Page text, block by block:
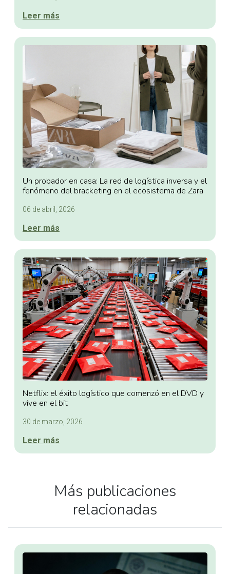
Leer más
Un probador en casa: La red de logística inversa y el
fenómeno del bracketing en el ecosistema de Zara
06 de abril, 2026
Leer más
Netflix: el éxito logístico que comenzó en el DVD y
vive en el bit
30 de marzo, 2026
Leer más
Más publicaciones
relacionadas